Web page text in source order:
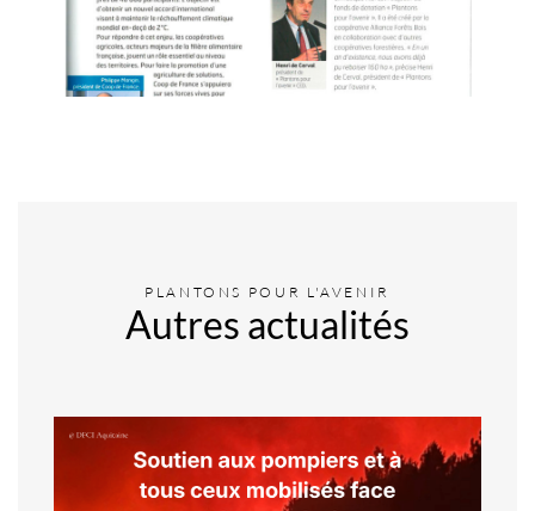
PLANTONS POUR L'AVENIR
Autres actualités